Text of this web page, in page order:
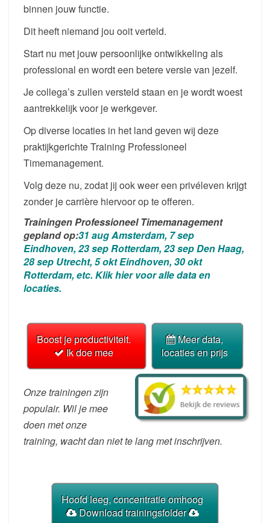
binnen jouw functie.
Dit heeft niemand jou ooit verteld.
Start nu met jouw persoonlijke ontwikkeling als
professional en wordt een betere versie van jezelf.
Je collega’s zullen versteld staan en je wordt woest
aantrekkelijk voor je werkgever.
Op diverse locaties in het land geven wij deze
praktijkgerichte Training Professioneel
Timemanagement.
Volg deze nu, zodat jij ook weer een privéleven krijgt
zonder je carrière hiervoor op te offeren.
Trainingen Professioneel Timemanagement
gepland op:31 aug Amsterdam, 7 sep
Eindhoven, 23 sep Rotterdam, 23 sep Den Haag,
28 sep Utrecht, 5 okt Eindhoven, 30 okt
Rotterdam, etc. Klik hier voor alle data en
locaties.
Boost je productiviteit.
Ik doe mee
Meer data,
locaties en prijs
Onze trainingen zijn
populair. Wil je mee
doen met onze
training, wacht dan niet te lang met inschrijven.
Hoofd leeg, concentratie omhoog
Download trainingsfolder